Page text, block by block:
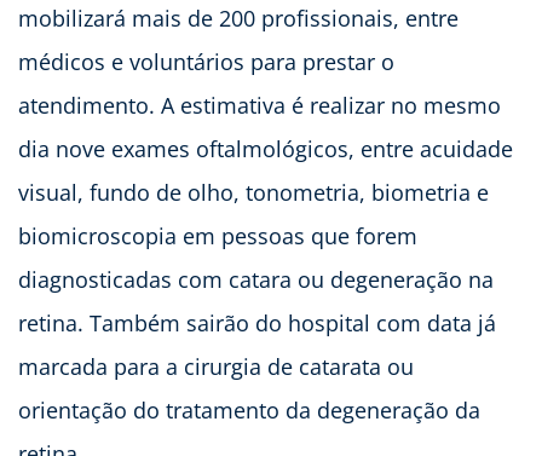
mobilizará mais de 200 profissionais, entre
médicos e voluntários para prestar o
atendimento. A estimativa é realizar no mesmo
dia nove exames oftalmológicos, entre acuidade
visual, fundo de olho, tonometria, biometria e
biomicroscopia em pessoas que forem
diagnosticadas com catara ou degeneração na
retina. Também sairão do hospital com data já
marcada para a cirurgia de catarata ou
orientação do tratamento da degeneração da